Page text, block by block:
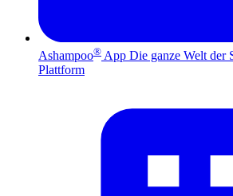
Ashampoo® App Die ganze Welt der
Plattform